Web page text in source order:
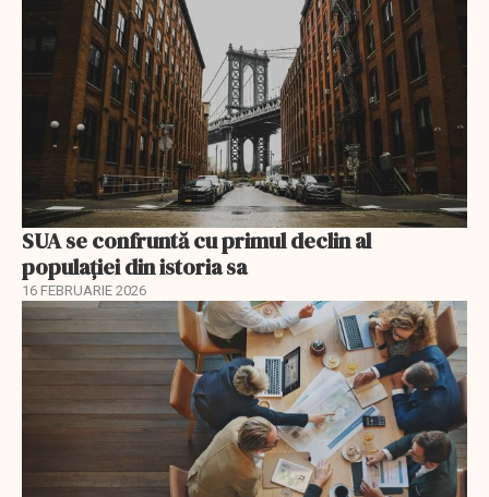
SUA se confruntă cu primul declin al
populației din istoria sa
16 FEBRUARIE 2026